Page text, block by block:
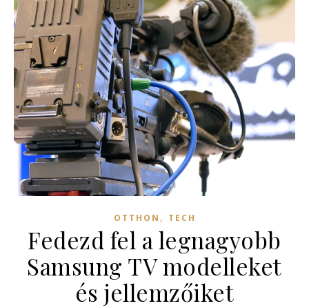
OTTHON , TECH
Fedezd fel a legnagyobb
Samsung TV modelleket
és jellemzőiket